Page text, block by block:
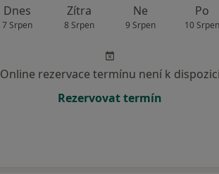
Dnes
7 Srpen
Zítra
8 Srpen
Ne
9 Srpen
Po
10 Srpen
Online rezervace termínu není k dispozici
Rezervovat termín